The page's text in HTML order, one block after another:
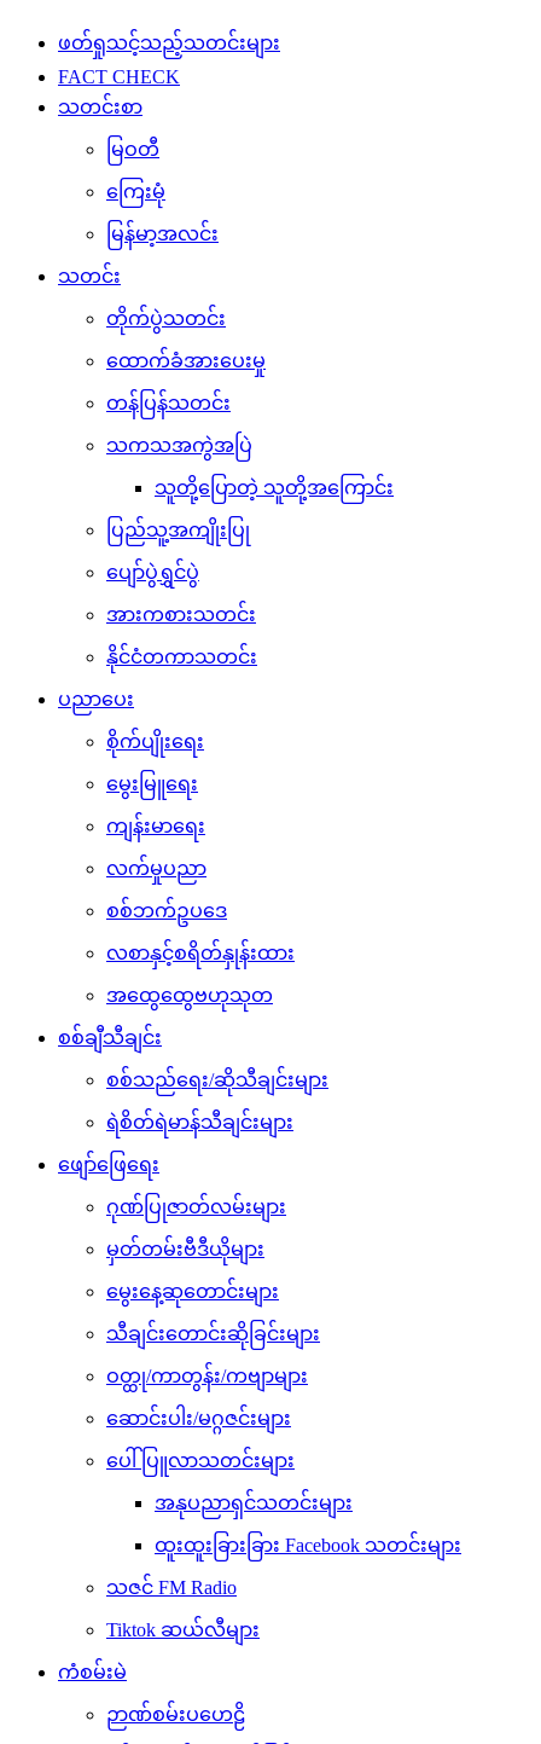
ဖတ်ရှုသင့်သည့်သတင်းများ
FACT CHECK
သတင်းစာ
မြဝတီ
ကြေးမုံ
မြန်မာ့အလင်း
သတင်း
တိုက်ပွဲသတင်း
ထောက်ခံအားပေးမှု
တန်ပြန်သတင်း
သကသအကွဲအပြဲ
သူတို့ပြောတဲ့ သူတို့အကြောင်း
ပြည်သူ့အကျိုးပြု
ပျော်ပွဲရွှင်ပွဲ
အားကစားသတင်း
နိုင်ငံတကာသတင်း
ပညာပေး
စိုက်ပျိုးရေး
မွေးမြူရေး
ကျန်းမာရေး
လက်မှုပညာ
စစ်ဘက်ဥပဒေ
လစာနှင့်စရိတ်နှုန်းထား
အထွေထွေဗဟုသုတ
စစ်ချီသီချင်း
စစ်သည်ရေး/ဆိုသီချင်းများ
ရဲစိတ်ရဲမာန်သီချင်းများ
ဖျော်ဖြေရေး
ဂုဏ်ပြုဇာတ်လမ်းများ
မှတ်တမ်းဗီဒီယိုများ
မွေးနေ့ဆုတောင်းများ
သီချင်းတောင်းဆိုခြင်းများ
ဝတ္ထု/ကာတွန်း/ကဗျာများ
ဆောင်းပါး/မဂ္ဂဇင်းများ
ပေါ်ပြူလာသတင်းများ
အနုပညာရှင်သတင်းများ
ထူးထူးခြားခြား Facebook သတင်းများ
သဇင် FM Radio
Tiktok ဆယ်လီများ
ကံစမ်းမဲ
ဉာဏ်စမ်းပဟေဠိ